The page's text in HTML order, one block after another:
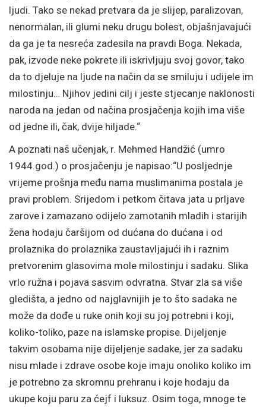
ljudi. Tako se nekad pretvara da je slijep, paralizovan,
nenormalan, ili glumi neku drugu bolest, objašnjavajući
da ga je ta nesreća zadesila na pravdi Boga. Nekada,
pak, izvode neke pokrete ili iskrivljuju svoj govor, tako
da to djeluje na ljude na način da se smiluju i udijele im
milostinju… Njihov jedini cilj i jeste stjecanje naklonosti
naroda na jedan od načina prosjačenja kojih ima više
od jedne ili, čak, dvije hiljade.“
A poznati naš učenjak, r. Mehmed Handžić (umro
1944.god.) o prosjačenju je napisao:“U posljednje
vrijeme prošnja među nama muslimanima postala je
pravi problem. Srijedom i petkom čitava jata u prljave
zarove i zamazano odijelo zamotanih mladih i starijih
žena hodaju čaršijom od dućana do dućana i od
prolaznika do prolaznika zaustavljajući ih i raznim
pretvorenim glasovima mole milostinju i sadaku. Slika
vrlo ružna i pojava sasvim odvratna. Stvar zla sa više
gledišta, a jedno od najglavnijih je to što sadaka ne
može da dođe u ruke onih koji su joj potrebni i koji,
koliko-toliko, paze na islamske propise. Dijeljenje
takvim osobama nije dijeljenje sadake, jer za sadaku
nisu mlade i zdrave osobe koje imaju onoliko koliko im
je potrebno za skromnu prehranu i koje hodaju da
ukupe koju paru za ćejf i luksuz. Osim toga, mnoge te